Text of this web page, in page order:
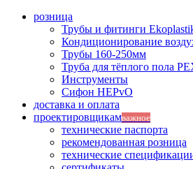
розница
Трубы и фитинги
Кондиционирование
Трубы 160-250мм
Труба для тёплого пола
Инструменты
Сифон HEPvO
доставка и оплата
проектировщикамважное
технические паспорта
рекомендованная розница
технические